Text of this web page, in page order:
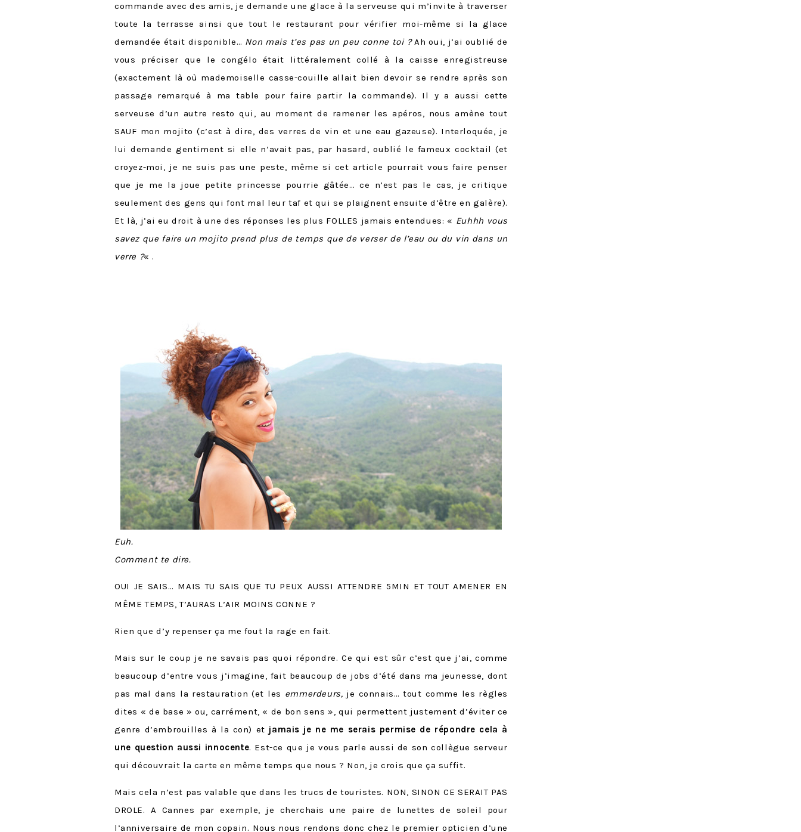
commande avec des amis, je demande une glace à la serveuse qui m’invite à traverser
toute la terrasse ainsi que tout le restaurant pour vérifier moi-même si la glace
demandée était disponible… Non mais t’es pas un peu conne toi ?Ah oui, j’ai oublié de
vous préciser que le congélo était littéralement collé à la caisse enregistreuse
(exactement là où mademoiselle casse-couille allait bien devoir se rendre après son
passage remarqué à ma table pour faire partir la commande). Il y a aussi cette
serveuse d’un autre resto qui, au moment de ramener les apéros, nous amène tout
SAUF mon mojito (c’est à dire, des verres de vin et une eau gazeuse). Interloquée, je
lui demande gentiment si elle n’avait pas, par hasard, oublié le fameux cocktail (et
croyez-moi, je ne suis pas une peste, même si cet article pourrait vous faire penser
que je me la joue petite princesse pourrie gâtée… ce n’est pas le cas, je critique
seulement des gens qui font mal leur taf et qui se plaignent ensuite d’être en galère).
Et là, j’ai eu droit à une des réponses les plus FOLLES jamais entendues: « Euhhh vous
savez que faire un mojito prend plus de temps que de verser de l’eau ou du vin dans un
verre ?« .
Euh.
Comment te dire.
OUI JE SAIS… MAIS TU SAIS QUE TU PEUX AUSSI ATTENDRE 5MIN ET TOUT AMENER EN
MÊME TEMPS, T’AURAS L’AIR MOINS CONNE ?
Rien que d’y repenser ça me fout la rage en fait.
Mais sur le coup je ne savais pas quoi répondre. Ce qui est sûr c’est que j’ai, comme
beaucoup d’entre vous j’imagine, fait beaucoup de jobs d’été dans ma jeunesse, dont
pas mal dans la restauration (et les emmerdeurs, je connais… tout comme les règles
dites « de base » ou, carrément, « de bon sens », qui permettent justement d’éviter ce
genre d’embrouilles à la con) et jamais je ne me serais permise de répondre cela à
une question aussi innocente. Est-ce que je vous parle aussi de son collègue serveur
qui découvrait la carte en même temps que nous ? Non, je crois que ça suffit.
Mais cela n’est pas valable que dans les trucs de touristes. NON, SINON CE SERAIT PAS
DROLE. A Cannes par exemple, je cherchais une paire de lunettes de soleil pour
l’anniversaire de mon copain. Nous nous rendons donc chez le premier opticien d’une